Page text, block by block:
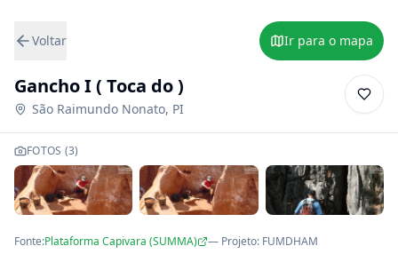
Voltar Ir para o mapa
Gancho I ( Toca do )
São Raimundo Nonato, PI
FOTOS (3)
Fonte:Plataforma Capivara (SUMMA) — Projeto: FUMDHAM